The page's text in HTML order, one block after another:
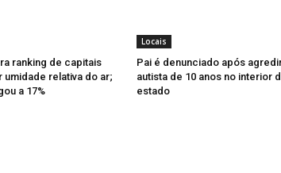
ranking de capitais
umidade relativa do ar;
a 17%
Locais
Pai é denunciado após
autista de 10 anos no interior
estado